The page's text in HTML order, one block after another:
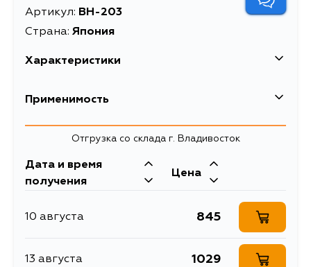
Артикул: BH-203
Страна: Япония
Характеристики
EAN-13
Длина упаковки, мм
Масса, кг 0.08
Описание Шланг тормозной
Расширенное описание
Шланг тормозной
MASUMA N- /rear/
Применимость
Nissan
Кузов Двигатель
VW30, W30, NW30, VNW30, JU30,
KA24DE, CD20TI,
CD20T, CD20ET
Отгрузка со склада г. Владивосток
Дата и время
получения
Цена
10 августа 845
13 августа 1029